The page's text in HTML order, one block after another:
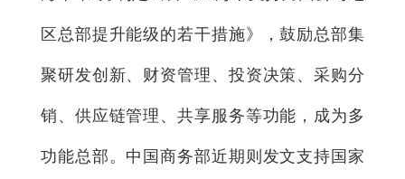
区总部提升能级的若干措施》，鼓励总部集
聚研发创新、财资管理、投资决策、采购分
销、供应链管理、共享服务等功能，成为多
功能总部。中国商务部近期则发文支持国家